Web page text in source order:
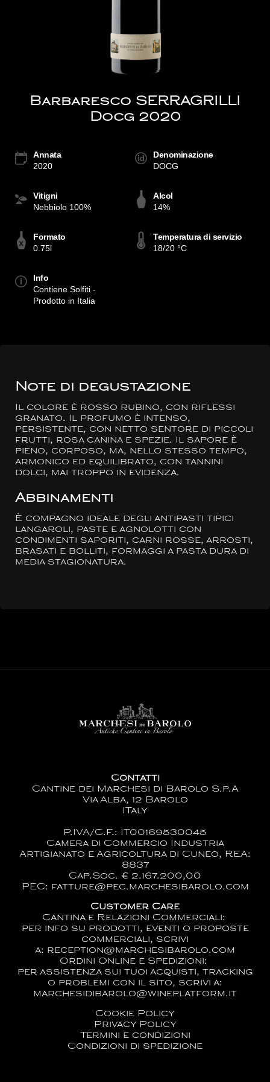
Barbaresco SERRAGRILLI
Docg 2020
Annata
2020
Denominazione
DOCG
Vitigni
Nebbiolo 100%
Alcol
14%
Formato
0.75l
Temperatura di servizio
18/20 °C
Info
Contiene Solfiti -
Prodotto in Italia
Note di degustazione
Il colore è rosso rubino, con riflessi
granato. Il profumo è intenso,
persistente, con netto sentore di piccoli
frutti, rosa canina e spezie. Il sapore è
pieno, corposo, ma, nello stesso tempo,
armonico ed equilibrato, con tannini
dolci, mai troppo in evidenza.
Abbinamenti
È compagno ideale degli antipasti tipici
langaroli, paste e agnolotti con
condimenti saporiti, carni rosse, arrosti,
brasati e bolliti, formaggi a pasta dura di
media stagionatura.
Contatti
Cantine dei Marchesi di Barolo S.p.A
Via Alba, 12 Barolo
ITaly
P.IVA/C.F.: IT00169530045
Camera di Commercio Industria
Artigianato e Agricoltura di Cuneo, REA:
8837
Cap.Soc. € 2.167.200,00
PEC: fatture@pec.marchesibarolo.com
Customer Care
Cantina e Relazioni Commerciali:
per info su prodotti, eventi o proposte
commerciali, scrivi
a: reception@marchesibarolo.com
Ordini Online e Spedizioni:
per assistenza sui tuoi acquisti, tracking
o problemi con il sito, scrivi a:
marchesidibarolo@wineplatform.it
Cookie Policy
Privacy Policy
Termini e condizioni
Condizioni di spedizione